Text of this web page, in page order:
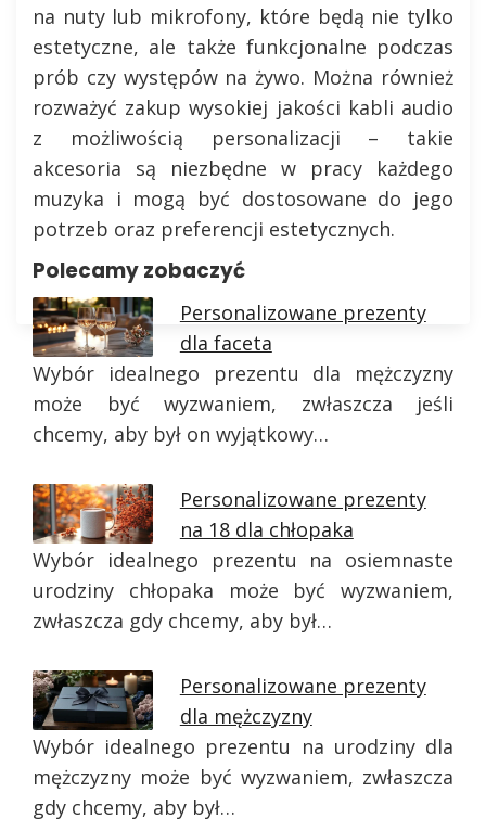
na nuty lub mikrofony, które będą nie tylko
estetyczne, ale także funkcjonalne podczas
prób czy występów na żywo. Można również
rozważyć zakup wysokiej jakości kabli audio
z możliwością personalizacji – takie
akcesoria są niezbędne w pracy każdego
muzyka i mogą być dostosowane do jego
potrzeb oraz preferencji estetycznych.
Polecamy zobaczyć
Personalizowane prezenty
dla faceta
Wybór idealnego prezentu dla mężczyzny
może być wyzwaniem, zwłaszcza jeśli
chcemy, aby był on wyjątkowy…
Personalizowane prezenty
na 18 dla chłopaka
Wybór idealnego prezentu na osiemnaste
urodziny chłopaka może być wyzwaniem,
zwłaszcza gdy chcemy, aby był…
Personalizowane prezenty
dla mężczyzny
Wybór idealnego prezentu na urodziny dla
mężczyzny może być wyzwaniem, zwłaszcza
gdy chcemy, aby był…